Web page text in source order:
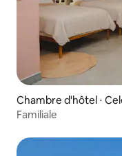
Chambre d'hôtel ⋅
Familiale